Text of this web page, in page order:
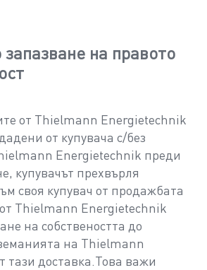
на правото
от Thielmann Energietechnik
от купувача с/без
Energietechnik преди
купувачът прехвърля
своя купувач от продажбата
Thielmann Energietechnik
на собствеността до
на Thielmann
тази доставка.Това важи